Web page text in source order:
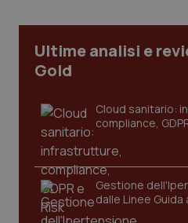
Ultime analisi e
Gold
Cloud sanitario:
compliance,
Gestione
dalle Linee
I cookie necessari
navigazione sulle pagine e
protette del sito. Il sito web
funzionare correttamente